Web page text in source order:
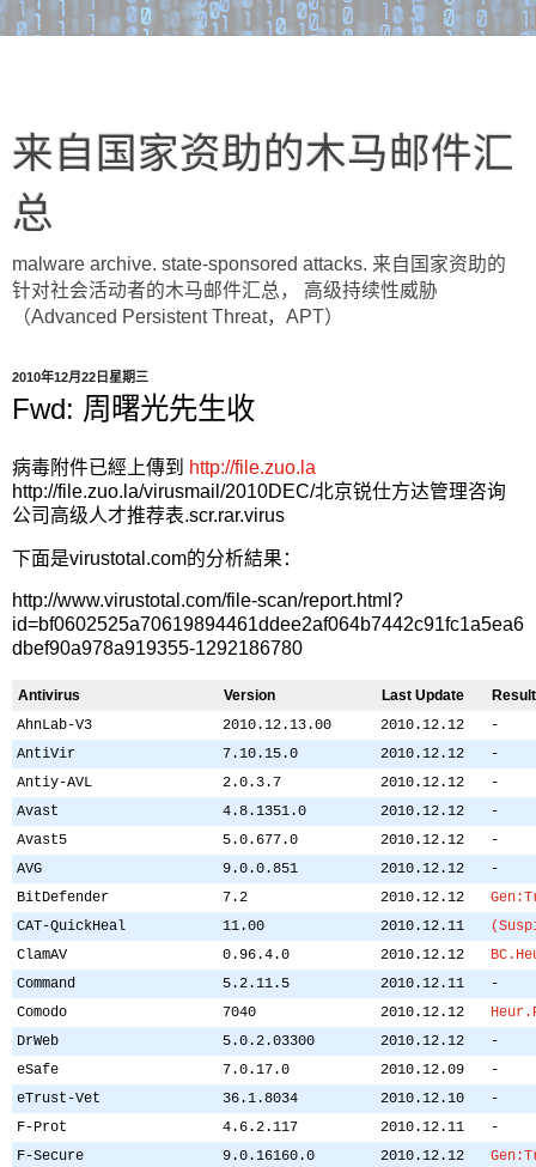
来自国家资助的木马邮件汇
总
malware archive. state-sponsored attacks. 来自国家资助的
针对社会活动者的木马邮件汇总， 高级持续性威胁
（Advanced Persistent Threat，APT）
2010年12月22日星期三
Fwd: 周曙光先生收
病毒附件已經上傳到 http://file.zuo.la
http://file.zuo.la/virusmail/2010DEC/北京锐仕方达管理咨询
公司高级人才推荐表.scr.rar.virus
下面是virustotal.com的分析結果：
http://www.virustotal.com/file-scan/report.html?
id=bf0602525a70619894461ddee2af064b7442c91fc1a5ea6
dbef90a978a919355-1292186780
Antivirus Version Last Update
Result
AhnLab-V3
2010.12.13.00 2010.12.12
-
AntiVir
7.10.15.0 2010.12.12
-
Antiy-AVL
2.0.3.7 2010.12.12
-
Avast
4.8.1351.0 2010.12.12
-
Avast5
5.0.677.0 2010.12.12
-
AVG
9.0.0.851 2010.12.12
-
BitDefender
7.2 2010.12.12
CAT-QuickHeal
11.00 2010.12.11
ClamAV
0.96.4.0 2010.12.12
Command
5.2.11.5 2010.12.11
-
Comodo
7040 2010.12.12
DrWeb
5.0.2.03300 2010.12.12
-
eSafe
7.0.17.0 2010.12.09
-
eTrust-Vet
36.1.8034 2010.12.10
-
F-Prot
4.6.2.117 2010.12.11
-
F-Secure
9.0.16160.0 2010.12.12